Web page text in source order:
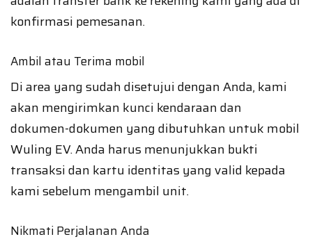
konfirmasi pemesanan.
Ambil atau Terima mobil
Di area yang sudah disetujui dengan Anda, kami
akan mengirimkan kunci kendaraan dan
dokumen-dokumen yang dibutuhkan untuk mobil
Wuling EV. Anda harus menunjukkan bukti
transaksi dan kartu identitas yang valid kepada
kami sebelum mengambil unit.
Nikmati Perjalanan Anda